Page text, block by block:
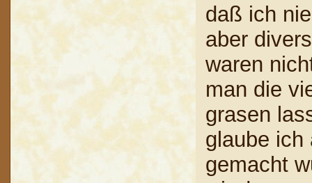
daß ich
aber
waren
man die
grasen
glaube ich
gemacht